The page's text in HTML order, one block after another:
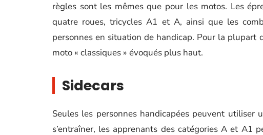
règles sont les mêmes que pour les motos. Les
quatre roues, tricycles A1 et A, ainsi que les
personnes en situation de handicap. Pour la plupart
moto « classiques » évoqués plus haut.
Sidecars
Seules les personnes handicapées peuvent utiliser
s’entraîner, les apprenants des catégories A et A1